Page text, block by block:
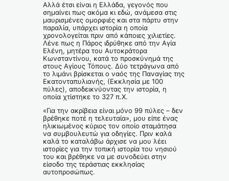
Αλλά έτσι είναι η Ελλάδα, γεγονός που
σημαίνει πως ακόμα κι εδώ, ανάμεσα στις
μαυρισμένες ομορφιές και στα πάρτυ στην
παραλία, υπάρχει ιστορία η οποία
χρονολογείται πριν από κάποιες χιλιετίες.
Λένε πως η Πάρος ιδρύθηκε από την Αγία
Ελένη, μητέρα του Αυτοκράτορα
Κωνσταντίνου, κατά το προσκύνημά της
στους Αγίους Τόπους. Δύο τετράγωνα από
το λιμάνι βρίσκεται ο ναός της Παναγίας της
Εκατονταπυλιανής, (Εκκλησία με 100
πύλες), αποδεικνύοντας την ιστορία, η
οποία χτίστηκε το 327 π.Χ.
«Για την ακρίβεια είναι μόνο 99 πύλες – δεν
βρέθηκε ποτέ η τελευταία», μου είπε ένας
ηλικιωμένος κύριος τον οποίο σταμάτησα
να συμβουλευτώ για οδηγίες. Πριν καλά
καλά το καταλάβω άρχισε να μου λέει
ιστορίες για την τοπική ιστορία του νησιού
του και βρέθηκε να με συνοδεύει στην
είσοδο της τεράστιας εκκλησίας
αυτοπροσώπως.